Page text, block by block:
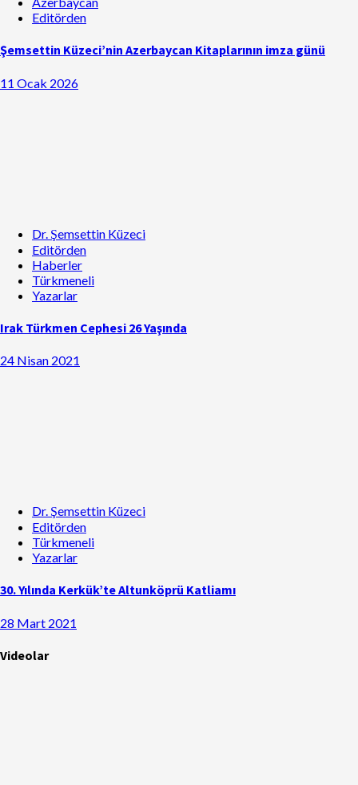
Editörden
Şemsettin Küzeci’nin Azerbaycan Kitaplarının imza günü
11 Ocak 2026
Dr. Şemsettin Küzeci
Editörden
Haberler
Türkmeneli
Yazarlar
Irak Türkmen Cephesi 26 Yaşında
24 Nisan 2021
Dr. Şemsettin Küzeci
Editörden
Türkmeneli
Yazarlar
30. Yılında Kerkük’te Altunköprü Katliamı
28 Mart 2021
Videolar